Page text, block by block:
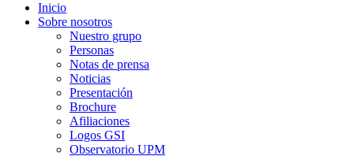
Inicio
Sobre nosotros
Nuestro grupo
Personas
Notas de prensa
Noticias
Presentación
Brochure
Afiliaciones
Logos GSI
Observatorio UPM